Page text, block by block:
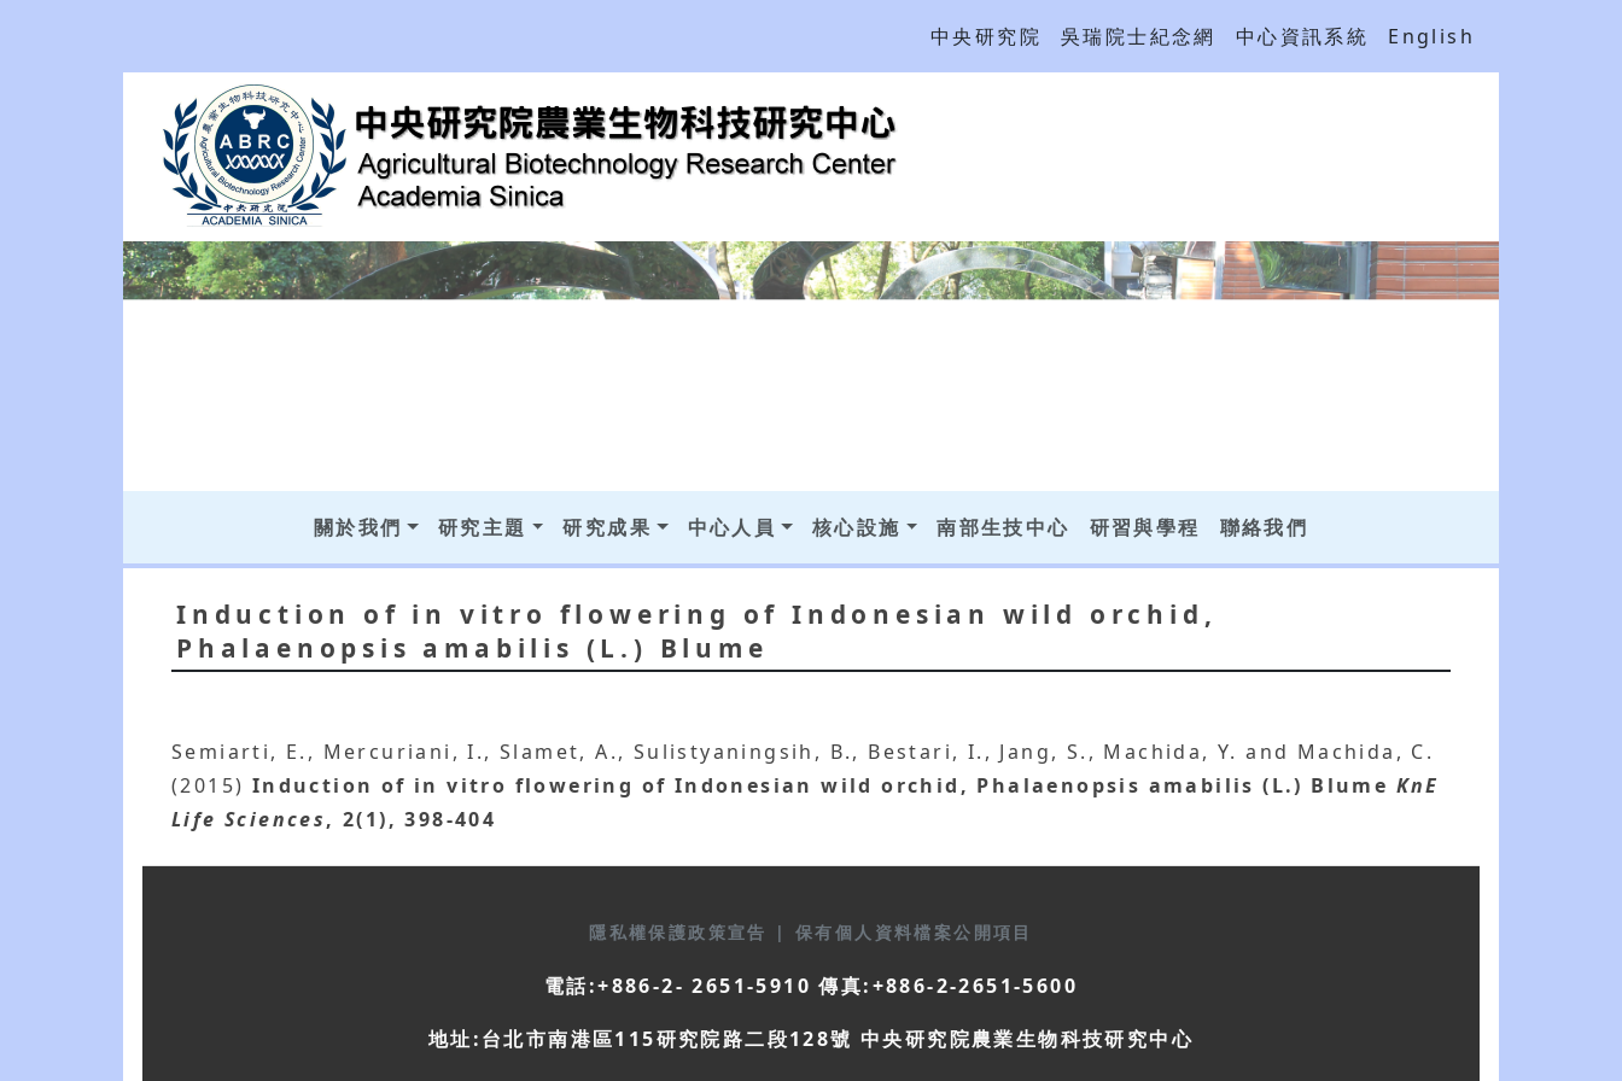
中央研究院 吳瑞院士紀念網 中心資訊系統 English
關於我們 研究主題 研究成果 中心人員 核心設施 南部生技中心 研習與學程 聯絡我們
Induction of in vitro flowering of Indonesian wild orchid,
Phalaenopsis amabilis (L.) Blume
Semiarti, E., Mercuriani, I., Slamet, A., Sulistyaningsih, B., Bestari, I., Jang, S., Machida, Y. and Machida, C.
(2015) Induction of in vitro flowering of Indonesian wild orchid, Phalaenopsis amabilis (L.) Blume KnE
Life Sciences, 2(1), 398-404
隱私權保護政策宣告 | 保有個人資料檔案公開項目
電話:+886-2- 2651-5910 傳真:+886-2-2651-5600
地址:台北市南港區115研究院路二段128號 中央研究院農業生物科技研究中心